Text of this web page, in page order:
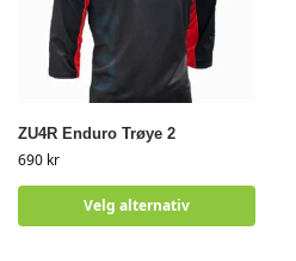
ZU4R Enduro Trøye 2
690 kr
Velg alternativ